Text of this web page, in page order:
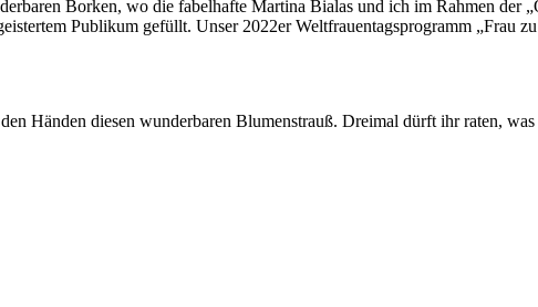
Borken, wo die fabelhafte Martina Bialas und ich im Rahmen der
Publikum gefüllt. Unser 2022er Weltfrauentagsprogramm „Frau
Händen diesen wunderbaren Blumenstrauß. Dreimal dürft ihr raten,